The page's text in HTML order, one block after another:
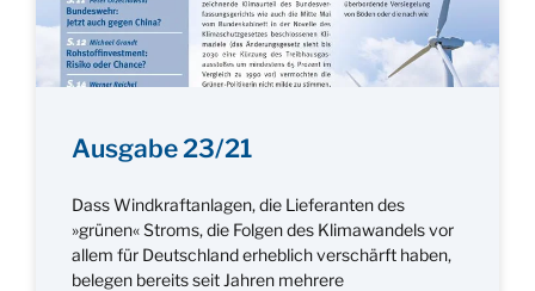
Ausgabe 23/21
Dass Windkraftanlagen, die Lieferanten des
»grünen« Stroms, die Folgen des Klimawandels vor
allem für Deutschland erheblich verschärft haben,
belegen bereits seit Jahren mehrere